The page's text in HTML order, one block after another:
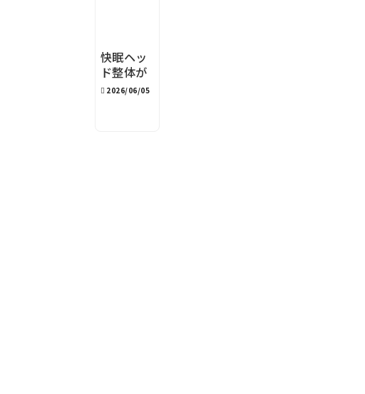
快眠ヘッ
ド整体が
100分の
2026/06/05